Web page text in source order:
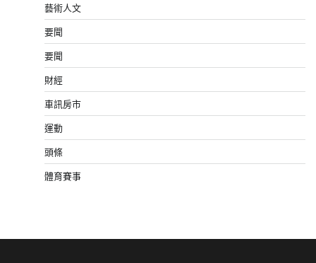
藝術人文
要聞
要聞
財經
車訊房市
運動
頭條
體育賽事